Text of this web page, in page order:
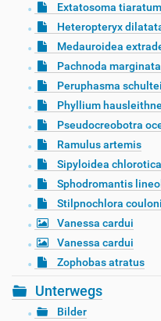
Extatosoma tiaratum
Heteropteryx
Medauroidea
Pachnoda
Peruphasma schultei
Phyllium
Pseudocreobotra
Ramulus artemis
Sipyloidea chlorotica
Sphodromantis
Stilpnochlora
Vanessa cardui
Vanessa cardui
Zophobas atratus
Unterwegs
Bilder